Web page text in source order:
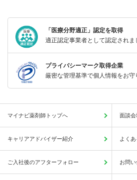
「医療分野適正」認定を取得
適正認定事業者として認定されま
プライバシーマーク取得企業
厳密な管理基準で個人情報をお守
マイナビ薬剤師トップへ 面談
キャリアアドバイザー紹介 よく
ご入社後のアフターフォロー お問